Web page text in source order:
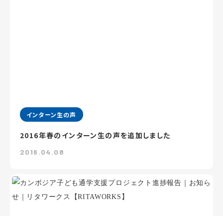
インターン生の声
2016年春のインターン生の声を追加しました
2016.04.08